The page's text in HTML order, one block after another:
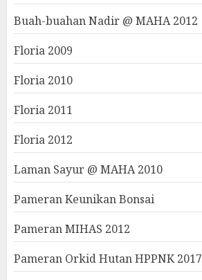
Buah-buahan Nadir @ MAHA 2012
Floria 2009
Floria 2010
Floria 2011
Floria 2012
Laman Sayur @ MAHA 2010
Pameran Keunikan Bonsai
Pameran MIHAS 2012
Pameran Orkid Hutan HPPNK 2017